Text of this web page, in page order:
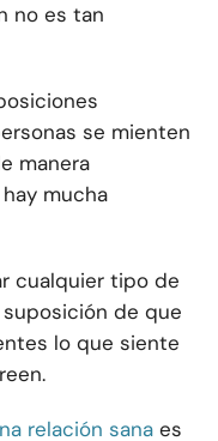
no es tan
se mienten
manera
mucha
cualquier tipo de
de que
lo que siente
relación sana es